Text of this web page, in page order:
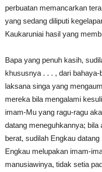
perbuatan memancarkan
yang sedang diliputi
Kaukaruniai hasil yang
Bapa yang penuh kasih,
khususnya . . . , dari
laksana singa yang
mereka bila mengalami
imam-Mu yang ragu-ragu
datang meneguhkannya;
berat, sudilah Engkau
Engkau melupakan imam-
manusiawinya, tidak setia